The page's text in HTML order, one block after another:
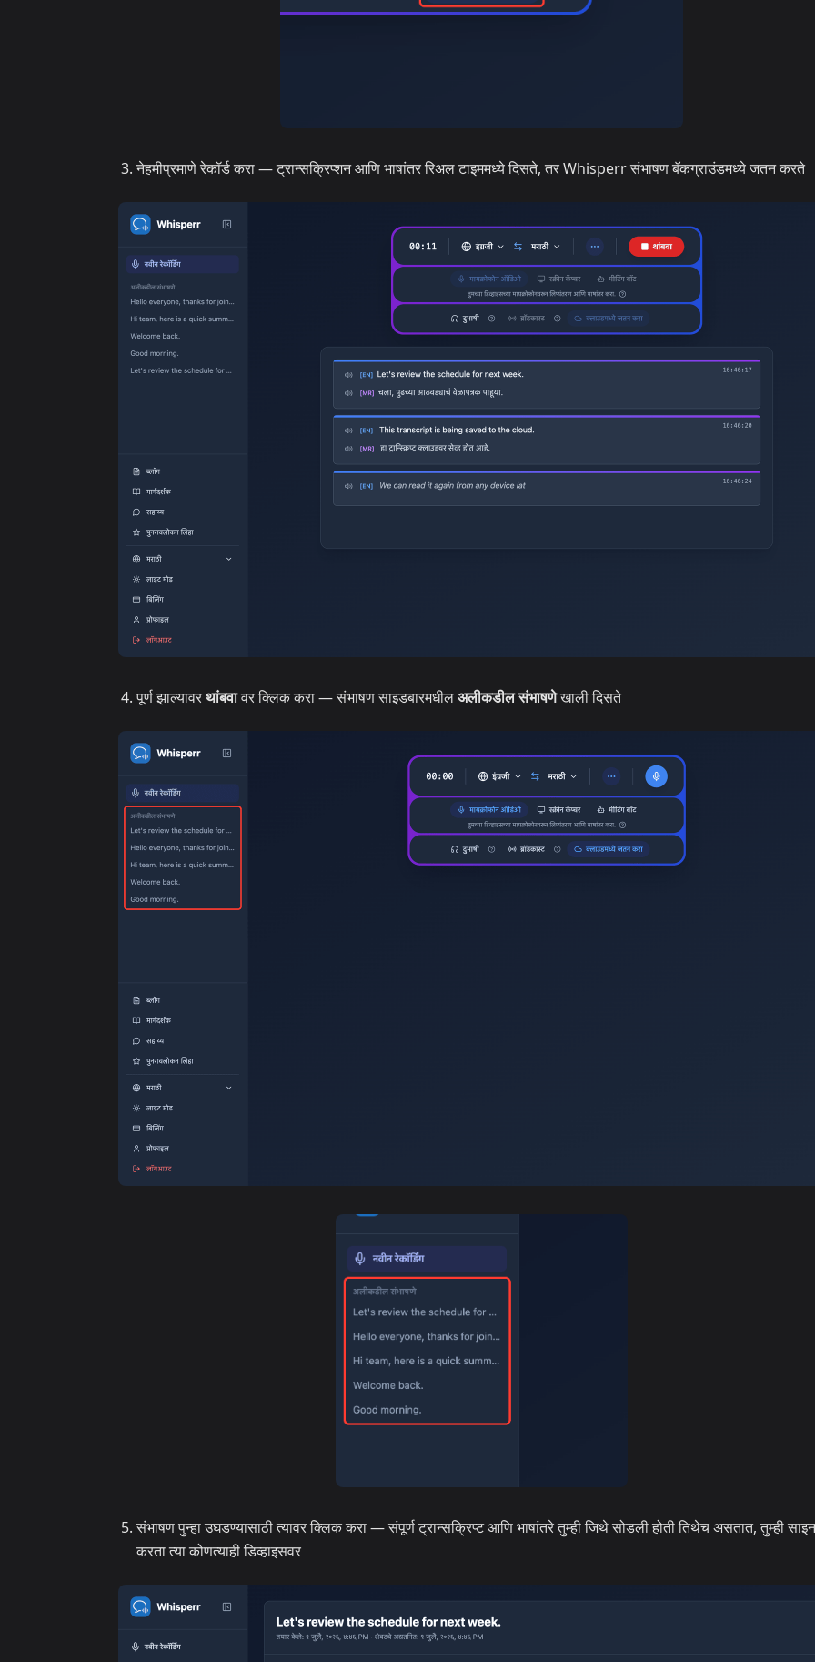
नेहमीप्रमाणे रेकॉर्ड करा — ट्रान्सक्रिप्शन आणि भाषांतर रिअल टाइममध्ये दिसते, तर Whisperr संभाषण बॅकग्राउंडमध्ये जतन करते
पूर्ण झाल्यावरथांबवावर क्लिक करा — संभाषण साइडबारमधीलअलीकडील संभाषणेखाली दिसते
संभाषण पुन्हा उघडण्यासाठी त्यावर क्लिक करा — संपूर्ण ट्रान्सक्रिप्ट आणि भाषांतरे तुम्ही जिथे सोडली होती तिथेच असतात, तुम्ही
करता त्या कोणत्याही डिव्हाइसवर